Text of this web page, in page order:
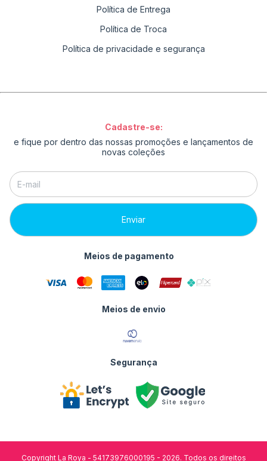
Política de Entrega
Política de Troca
Política de privacidade e segurança
Cadastre-se:
e fique por dentro das nossas promoções e lançamentos de
novas coleções
Meios de pagamento
Meios de envio
Segurança
Copyright La Roya - 54173976000195 - 2026. Todos os direitos